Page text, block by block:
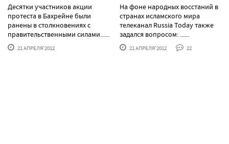
Десятки участников акции
протеста в Бахрейне были
ранены в столкновениях с
правительственными силами......
21 АПРЕЛЯ'2012
На фоне народных восстаний в
странах исламского мира
телеканал Russia Today также
задался вопросом: ......
21 АПРЕЛЯ'2012 22